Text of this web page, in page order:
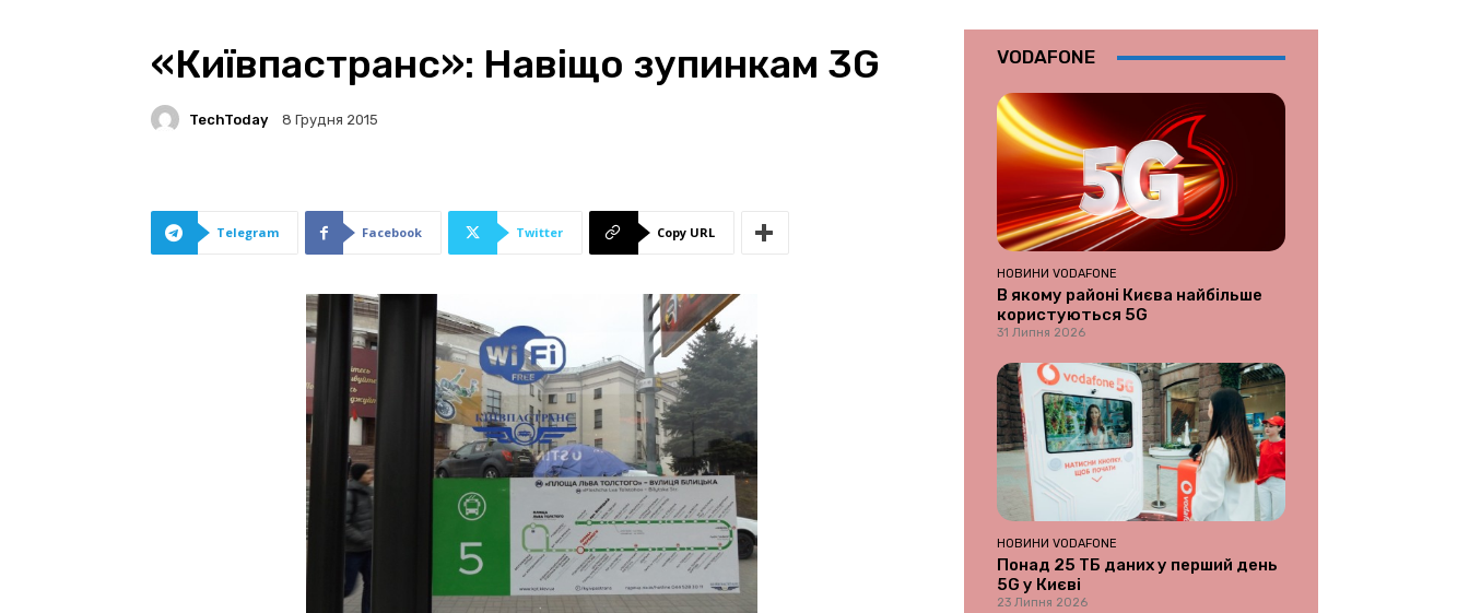
«Київпастранс»: Навіщо зупинкам 3G
TechToday 8 Грудня 2015
Telegram Facebook Twitter Copy URL
VODAFONE
НОВИНИ VODAFONE
В якому районі Києва найбільше
користуються 5G
31 Липня 2026
НОВИНИ VODAFONE
Понад 25 ТБ даних у перший день
5G у Києві
23 Липня 2026